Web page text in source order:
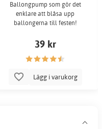
Ballongpump som gör det
enklare att blåsa upp
ballongerna till festen!
39 kr
Lägg i varukorg